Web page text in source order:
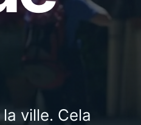
ville. Cela